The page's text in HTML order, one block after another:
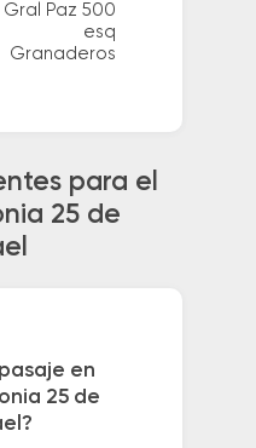
Gral Paz 500
esq
Granaderos
para el
25 de
en
25 de